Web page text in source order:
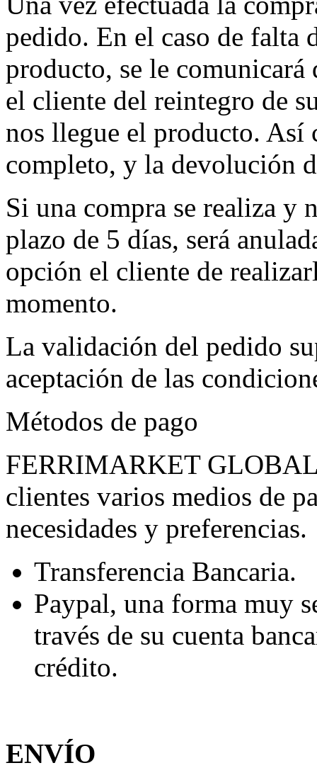
pedido. En el caso de falta
producto, se le
el cliente del reintegro de
nos llegue el producto. Así
completo, y la devolución
Si una compra se realiza y
plazo de 5 días, será
opción el cliente de
momento.
La validación del pedido
aceptación de las
Métodos de pago
FERRIMARKET GLOBAL
clientes varios medios de
necesidades y preferencias.
Transferencia Bancaria.
Paypal, una forma muy
través de su cuenta
crédito.
ENVÍO